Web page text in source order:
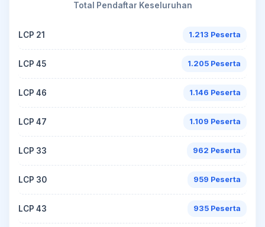
Total Pendaftar Keseluruhan
LCP 21 1.213 Peserta
LCP 45 1.205 Peserta
LCP 46 1.146 Peserta
LCP 47 1.109 Peserta
LCP 33 962 Peserta
LCP 30 959 Peserta
LCP 43 935 Peserta